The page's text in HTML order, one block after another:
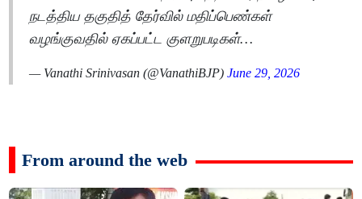
நடத்திய தகுதித் தேர்வில் மதிப்பெண்கள்
வழங்குவதில் ஏகப்பட்ட குளறுபடிகள்…
— Vanathi Srinivasan (@VanathiBJP)June 29, 2026
From around the web